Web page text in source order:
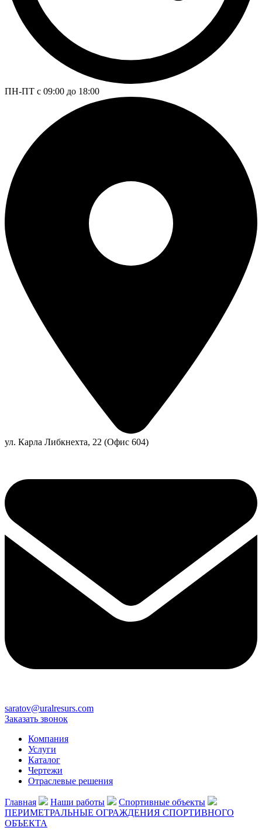
ПН-ПТ с 09:00 до 18:00
ул. Карла Либкнехта, 22 (Офис 604)
saratov@uralresurs.com
Заказать звонок
Компания
Услуги
Каталог
Чертежи
Отраслевые решения
Главная Наши работы
Спортивные объекты
ПЕРИМЕТРАЛЬНЫЕ ОГРАЖДЕНИЯ СПОРТИВНОГО
ОБЪЕКТА